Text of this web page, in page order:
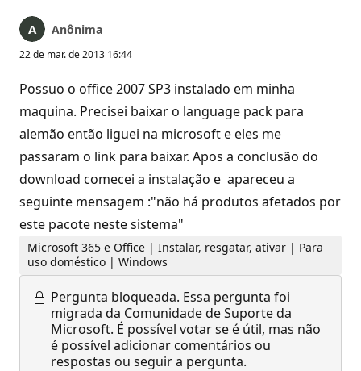
Anônima
22 de mar. de 2013 16:44
Possuo o office 2007 SP3 instalado em minha
maquina. Precisei baixar o language pack para
alemão então liguei na microsoft e eles me
passaram o link para baixar. Apos a conclusão do
download comecei a instalação e apareceu a
seguinte mensagem :"não há produtos afetados por
este pacote neste sistema"
Microsoft 365 e Office | Instalar, resgatar, ativar | Para
uso doméstico | Windows
Pergunta bloqueada. Essa pergunta foi
migrada da Comunidade de Suporte da
Microsoft. É possível votar se é útil, mas não
é possível adicionar comentários ou
respostas ou seguir a pergunta.